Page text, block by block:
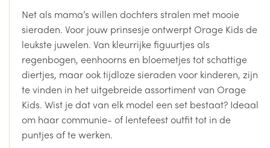
Net als mama’s willen dochters stralen met mooie
sieraden. Voor jouw prinsesje ontwerpt Orage Kids de
leukste juwelen. Van kleurrijke figuurtjes als
regenbogen, eenhoorns en bloemetjes tot schattige
diertjes, maar ook tijdloze sieraden voor kinderen, zijn
te vinden in het uitgebreide assortiment van Orage
Kids. Wist je dat van elk model een set bestaat? Ideaal
om haar communie- of lentefeest outfit tot in de
puntjes af te werken.